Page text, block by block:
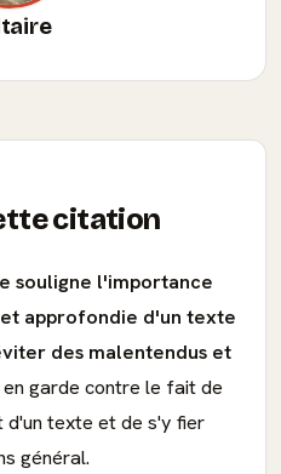
citation
souligne l'importance
approfondie d'un texte
des malentendus et
garde contre le fait de
d'un texte et de s'y fier
général.